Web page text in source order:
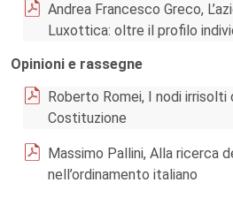
Andrea Francesco Greco,
Luxottica: oltre il profilo
Opinioni e rassegne
Roberto Romei, I nodi irrisolti
Costituzione
Massimo Pallini, Alla ricerca
nell’ordinamento italiano